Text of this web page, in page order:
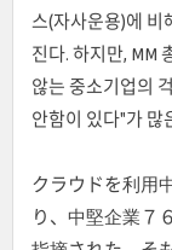
스(자사운용)에 비
진다. 하지만, MM
않는 중소기업의
안함이 있다"가 많
クラウドを利用
り、中堅企業７